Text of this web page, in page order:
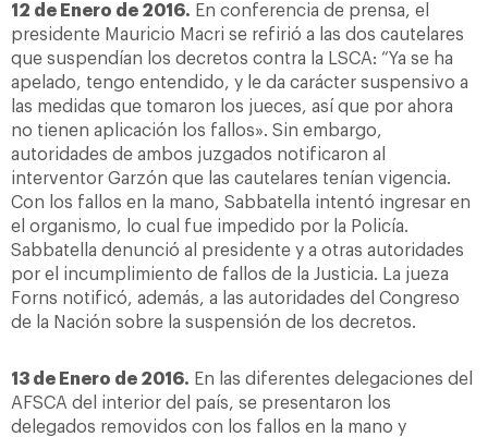
12 de Enero de 2016. En conferencia de prensa, el
presidente Mauricio Macri se refirió a las dos cautelares
que suspendían los decretos contra la LSCA: “Ya se ha
apelado, tengo entendido, y le da carácter suspensivo a
las medidas que tomaron los jueces, así que por ahora
no tienen aplicación los fallos». Sin embargo,
autoridades de ambos juzgados notificaron al
interventor Garzón que las cautelares tenían vigencia.
Con los fallos en la mano, Sabbatella intentó ingresar en
el organismo, lo cual fue impedido por la Policía.
Sabbatella denunció al presidente y a otras autoridades
por el incumplimiento de fallos de la Justicia. La jueza
Forns notificó, además, a las autoridades del Congreso
de la Nación sobre la suspensión de los decretos.
13 de Enero de 2016. En las diferentes delegaciones del
AFSCA del interior del país, se presentaron los
delegados removidos con los fallos en la mano y